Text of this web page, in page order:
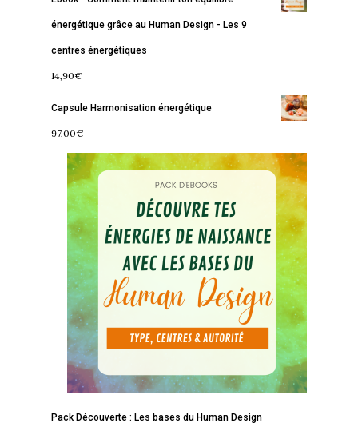
énergétique grâce au Human Design - Les 9
centres énergétiques
14,90€
Capsule Harmonisation énergétique
97,00€
Pack Découverte : Les bases du Human Design
Commence ici
Blog
Se découvrir
S’équilibrer
Se réaliser
Podcast
Services
Accompagnements
Lectures de Human
La Boussole
Programmes
Renaissance
Membership
Boutique
À propos
Contact